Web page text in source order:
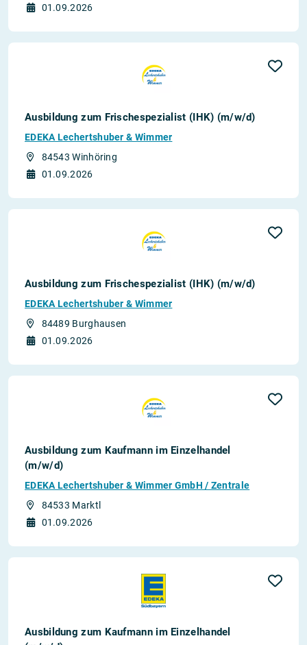
01.09.2026
Ausbildung zum Frischespezialist (IHK) (m/w/d)
EDEKA Lechertshuber & Wimmer
84543 Winhöring
01.09.2026
Ausbildung zum Frischespezialist (IHK) (m/w/d)
EDEKA Lechertshuber & Wimmer
84489 Burghausen
01.09.2026
Ausbildung zum Kaufmann im Einzelhandel
(m/w/d)
EDEKA Lechertshuber & Wimmer GmbH / Zentrale
84533 Marktl
01.09.2026
Ausbildung zum Kaufmann im Einzelhandel